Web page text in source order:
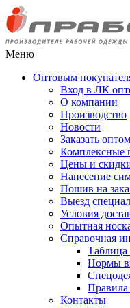
Меню
Оптовым
Вход в ЛК
О компании
Производство
Новости
Заказать оптом
Комплексные
Цены и
Нанесение
Пошив на
Выезд
Условия
Опытная
Справочная
Таблица
Нормы
Правила
Контакты